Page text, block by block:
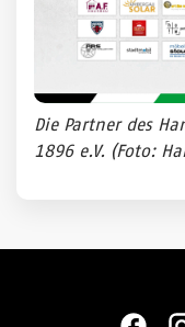
Die Partner des
1896 e.V. (Foto: